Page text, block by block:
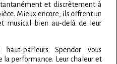
et discrètement à
Mieux encore, ils offrent un
musical bien au-delà de leur
parleurs Spendor vous
performance. Leur chaleur et